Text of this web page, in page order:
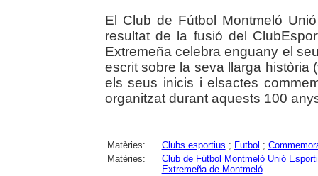
El Club de Fútbol Montmeló
resultat de la fusió del
Extremeña celebra enguany el
escrit sobre la seva llarga història
els seus inicis i elsactes
organitzat durant aquests 100
Matèries: Clubs esportius ; Futbol ;
Matèries:
Club de Fútbol Montmeló Unió
Extremeña de Montmeló